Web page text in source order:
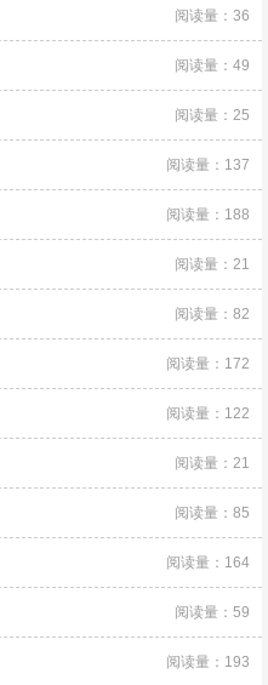
阅读量：36
阅读量：49
阅读量：25
阅读量：137
阅读量：188
阅读量：21
阅读量：82
阅读量：172
阅读量：122
阅读量：21
阅读量：85
阅读量：164
阅读量：59
阅读量：193